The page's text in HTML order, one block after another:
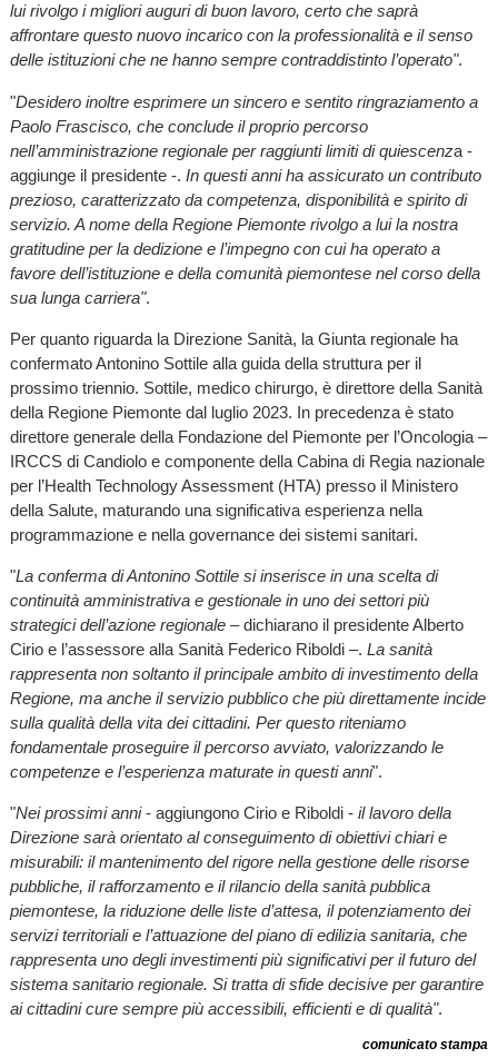
lui rivolgo i migliori auguri di buon lavoro, certo che saprà
affrontare questo nuovo incarico con la professionalità e il senso
delle istituzioni che ne hanno sempre contraddistinto l’operato".
"Desidero inoltre esprimere un sincero e sentito ringraziamento a
Paolo Frascisco, che conclude il proprio percorso
nell’amministrazione regionale per raggiunti limiti di quiescenza -
aggiunge il presidente -. In questi anni ha assicurato un contributo
prezioso, caratterizzato da competenza, disponibilità e spirito di
servizio. A nome della Regione Piemonte rivolgo a lui la nostra
gratitudine per la dedizione e l’impegno con cui ha operato a
favore dell’istituzione e della comunità piemontese nel corso della
sua lunga carriera".
Per quanto riguarda la Direzione Sanità, la Giunta regionale ha
confermato Antonino Sottile alla guida della struttura per il
prossimo triennio. Sottile, medico chirurgo, è direttore della Sanità
della Regione Piemonte dal luglio 2023. In precedenza è stato
direttore generale della Fondazione del Piemonte per l’Oncologia –
IRCCS di Candiolo e componente della Cabina di Regia nazionale
per l’Health Technology Assessment (HTA) presso il Ministero
della Salute, maturando una significativa esperienza nella
programmazione e nella governance dei sistemi sanitari.
"La conferma di Antonino Sottile si inserisce in una scelta di
continuità amministrativa e gestionale in uno dei settori più
strategici dell’azione regionale– dichiarano il presidente Alberto
Cirio e l’assessore alla Sanità Federico Riboldi –. La sanità
rappresenta non soltanto il principale ambito di investimento della
Regione, ma anche il servizio pubblico che più direttamente incide
sulla qualità della vita dei cittadini. Per questo riteniamo
fondamentale proseguire il percorso avviato, valorizzando le
competenze e l’esperienza maturate in questi anni".
"Nei prossimi anni- aggiungono Cirio e Riboldi - il lavoro della
Direzione sarà orientato al conseguimento di obiettivi chiari e
misurabili: il mantenimento del rigore nella gestione delle risorse
pubbliche, il rafforzamento e il rilancio della sanità pubblica
piemontese, la riduzione delle liste d’attesa, il potenziamento dei
servizi territoriali e l’attuazione del piano di edilizia sanitaria, che
rappresenta uno degli investimenti più significativi per il futuro del
sistema sanitario regionale. Si tratta di sfide decisive per garantire
ai cittadini cure sempre più accessibili, efficienti e di qualità".
comunicato stampa